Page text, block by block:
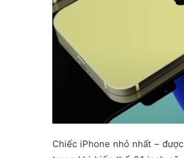
Chiếc iPhone nhỏ nhất –